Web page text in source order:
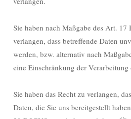
Sie haben nach Maßgabe des Art. 17
verlangen, dass betreffende Daten
werden, bzw. alternativ nach
eine Einschränkung der
Sie haben das Recht zu verlangen,
Daten, die Sie uns bereitgestellt